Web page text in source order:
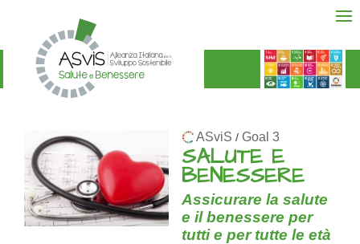
ASviS / Goal 3
SALUTE E
BENESSERE
Assicurare la salute
e il benessere per
tutti e per tutte le età